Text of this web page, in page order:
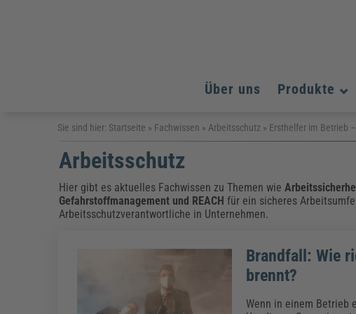
Über uns Produkte
Arbeitsschutz
Fachpublikationen & Arbeitshilfen
Brandschutz
Weiterbildungen (AKADEMIE HERKERT)
Arbeitsschutz & Brandschutz
Energieoptimiertes & klimaneutrales Bauen
Bau, Immobilien & Gebäudemanagement
Bildung und Erziehung
Fachpublikationen & Arbeitshilfen
Kinderschutz, Jugendhilfe & Inklusion
Datenschutz & IT-Recht
Datenschutz & IT-Sicherheit
Elektrosicherheit & Elektrotechnik
Energie und Umwelt
Fachpublikationen & Arbeitshilfen
Weiterbildungen (AKADEMIE HERKERT)
Arbeitsschutz
Bildung und Erziehung
Energie und Umwelt
Kommunales
Arbeitsschutz
Bildung und Erziehung
Energie und Umwelt
Kommunales
Sie sind hier: Startseite » Fachwissen »Arbeitsschutz » Ersthelfer im Betrieb
Arbeitsschutz
Hier gibt es aktuelles Fachwissen zu Themen wie
Gefahrstoffmanagement und REACH für ein sicheres
Arbeitsschutzverantwortliche in Unternehmen.
Brandfall: Wie
brennt?
Wenn in einem Betrieb